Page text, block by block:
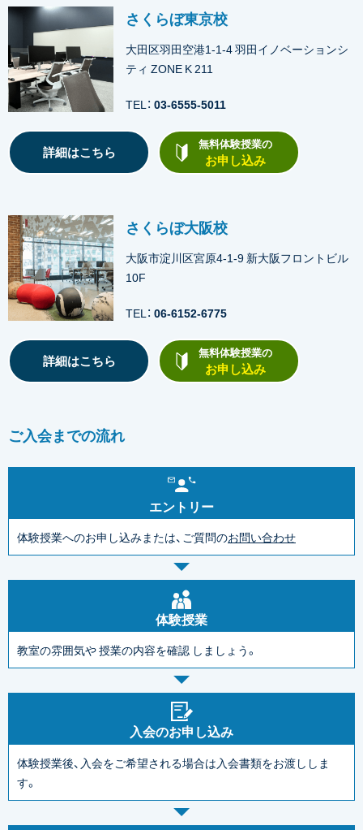
さくらぼ東京校
大田区羽田空港1-1-4 羽田イノベーションシ
ティ ZONE K 211
TEL： 03-6555-5011
詳細はこちら 無料体験授業の
お申し込み
さくらぼ大阪校
大阪市淀川区宮原4-1-9 新大阪フロントビル
10F
TEL： 06-6152-6775
詳細はこちら 無料体験授業の
お申し込み
ご入会までの流れ
エントリー
体験授業へのお申し込みまたは、ご質問のお問い合わせ
体験授業
教室の雰囲気や授業の内容を確認 しましょう。
入会のお申し込み
体験授業後、入会をご希望される場合は入会書類をお渡ししま
す。